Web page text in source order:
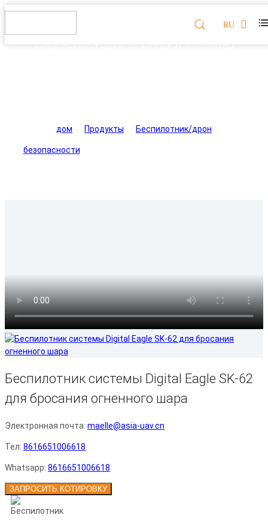
RU
дом Продукты Беспилотник/дрон
безопасности
Беспилотник системы Digital Eagle SK-62
для бросания огненного шара
Электронная почта: maelle@asia-uav.cn
Тел: 8616651006618
Whatsapp: 8616651006618
ЗАПРОСИТЬ КОТИРОВКУ